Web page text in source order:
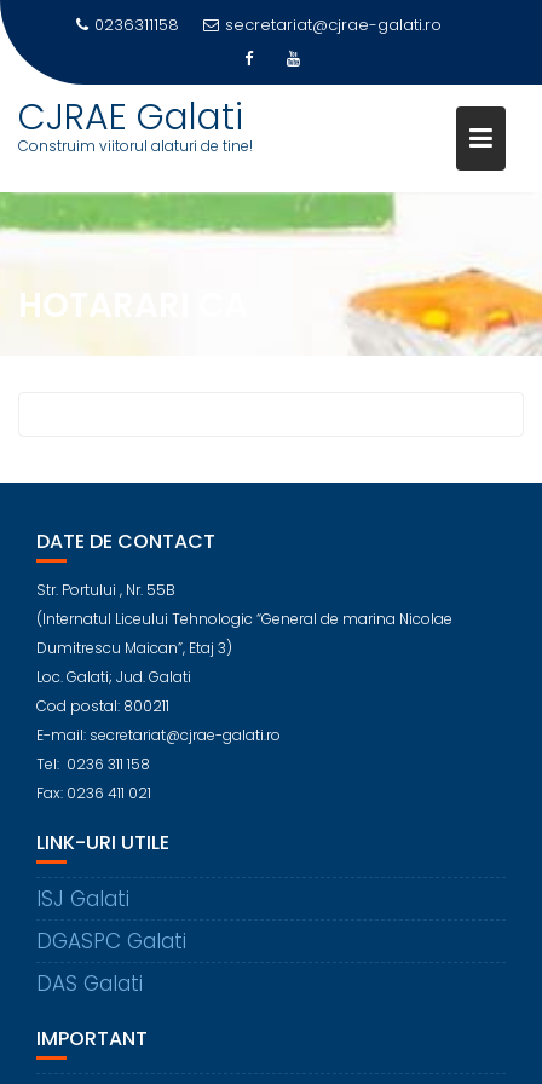
content
0236311158 secretariat@cjrae-galati.ro
CJRAE Galati
Construim viitorul alaturi de tine!
HOTARARI CA
DATE DE CONTACT
Str. Portului , Nr. 55B
(Internatul Liceului Tehnologic “General de marina Nicolae
Dumitrescu Maican”, Etaj 3)
Loc. Galati; Jud. Galati
Cod postal: 800211
E-mail: secretariat@cjrae-galati.ro
Tel: 0236 311 158
Fax: 0236 411 021
LINK-URI UTILE
ISJ Galati
DGASPC Galati
DAS Galati
IMPORTANT